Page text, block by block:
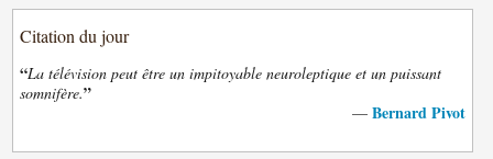
Citation du jour
“La télévision peut être un impitoyable neuroleptique et un puissant
somnifère.”
— Bernard Pivot